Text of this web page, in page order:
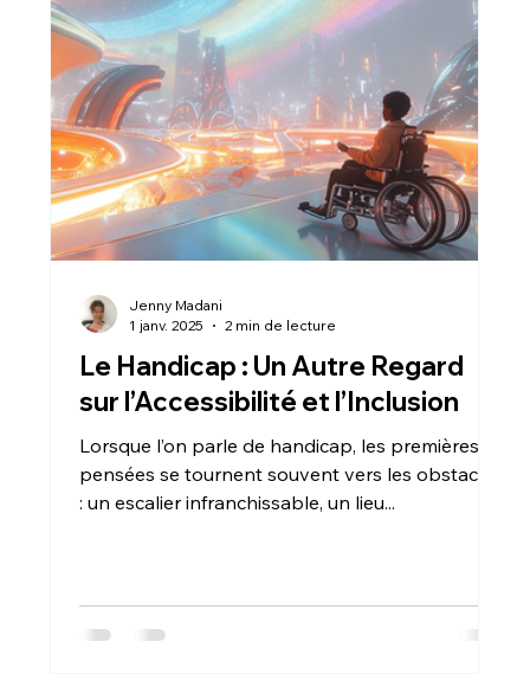
Le Handicap : Un Autre Regard
sur l’Accessibilité et l’Inclusion
Lorsque l’on parle de handicap, les premières
pensées se tournent souvent vers les obstacles
: un escalier infranchissable, un lieu...
Jenny Madani
1 janv. 2025
2 min de lecture